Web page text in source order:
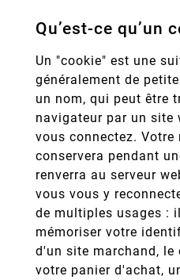
Qu’est-ce qu’un
Un "cookie" est une
généralement de
un nom, qui peut être
navigateur par un site
vous connectez. Votre
conservera pendant
renverra au serveur
vous vous y
de multiples usages :
mémoriser votre
d'un site marchand, le
votre panier d'achat,